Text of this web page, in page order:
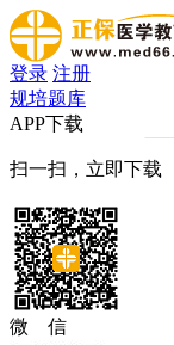
登录 注册
规培题库
APP下载
扫一扫，立即下载
微 信